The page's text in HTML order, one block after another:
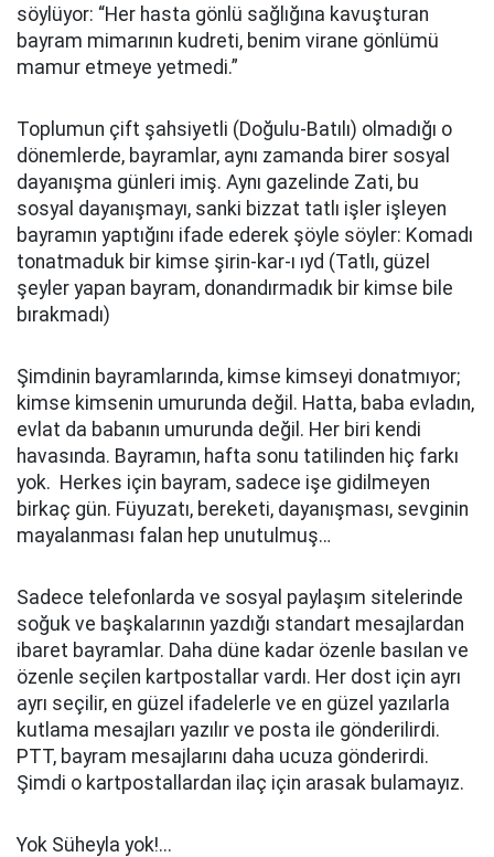
söylüyor: “Her hasta gönlü sağlığına kavuşturan
bayram mimarının kudreti, benim virane gönlümü
mamur etmeye yetmedi.”
Toplumun çift şahsiyetli (Doğulu-Batılı) olmadığı o
dönemlerde, bayramlar, aynı zamanda birer sosyal
dayanışma günleri imiş. Aynı gazelinde Zati, bu
sosyal dayanışmayı, sanki bizzat tatlı işler işleyen
bayramın yaptığını ifade ederek şöyle söyler: Komadı
tonatmaduk bir kimse şirin-kar-ı ıyd (Tatlı, güzel
şeyler yapan bayram, donandırmadık bir kimse bile
bırakmadı)
Şimdinin bayramlarında, kimse kimseyi donatmıyor;
kimse kimsenin umurunda değil. Hatta, baba evladın,
evlat da babanın umurunda değil. Her biri kendi
havasında. Bayramın, hafta sonu tatilinden hiç farkı
yok. Herkes için bayram, sadece işe gidilmeyen
birkaç gün. Füyuzatı, bereketi, dayanışması, sevginin
mayalanması falan hep unutulmuş…
Sadece telefonlarda ve sosyal paylaşım sitelerinde
soğuk ve başkalarının yazdığı standart mesajlardan
ibaret bayramlar. Daha düne kadar özenle basılan ve
özenle seçilen kartpostallar vardı. Her dost için ayrı
ayrı seçilir, en güzel ifadelerle ve en güzel yazılarla
kutlama mesajları yazılır ve posta ile gönderilirdi.
PTT, bayram mesajlarını daha ucuza gönderirdi.
Şimdi o kartpostallardan ilaç için arasak bulamayız.
Yok Süheyla yok!...